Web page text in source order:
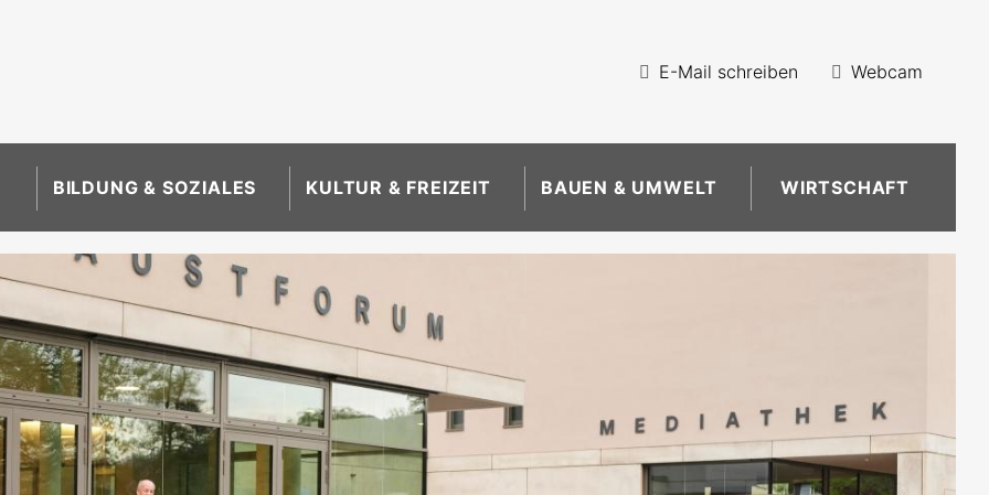
E-Mail schreiben Webcam
BILDUNG & SOZIALES KULTUR & FREIZEIT BAUEN & UMWELT WIRTSCHAFT